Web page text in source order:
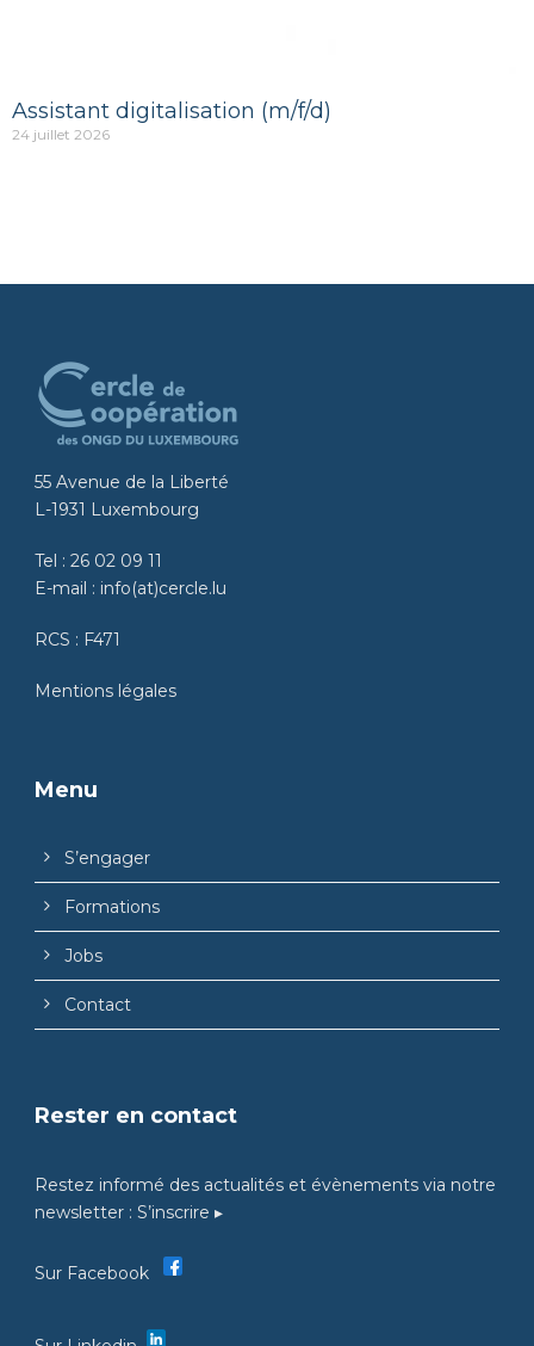
Assistant digitalisation (m/f/d)
24 juillet 2026
55 Avenue de la Liberté
L-1931 Luxembourg
Tel : 26 02 09 11
E-mail : info(at)cercle.lu
RCS : F471
Mentions légales
Menu
S’engager
Formations
Jobs
Contact
Rester en contact
Restez informé des actualités et évènements via notre
newsletter : S’inscrire ▸
Sur Facebook